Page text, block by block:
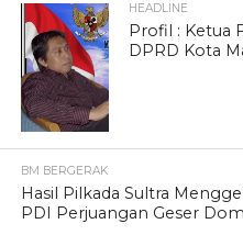
HEADLINE
Profil : Ketua
DPRD Kota
BM BERGERAK
Hasil Pilkada Sultra
PDI Perjuangan Geser